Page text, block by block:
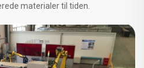
materialer til tiden.